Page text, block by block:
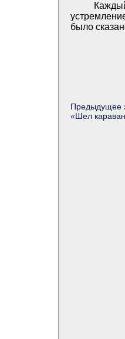
было
Предыдущее
«Шел караван